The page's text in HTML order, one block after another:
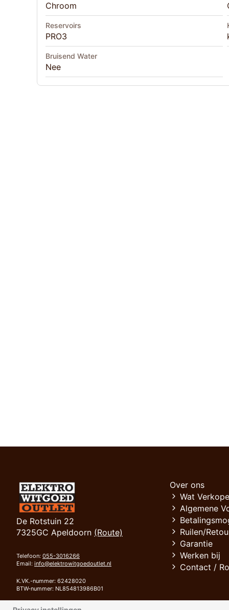
Chroom
Reservoirs
PRO3
Bruisend Water
Nee
De Rotstuin 22
7325GC Apeldoorn (Route)
Telefoon: 055-3016266
Email: info@elektrowitgoedoutlet.nl
K.VK.-nummer: 62428020
BTW-nummer: NL854813986B01
Bank: RABOBANK
Over ons
Wat
Algemene
Ruilen/
Garantie
Werken bij
Contact /